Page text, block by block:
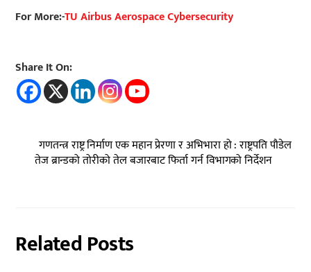
For More:-TU Airbus Aerospace Cybersecurity
Share It On:
गणतन्त्र राष्ट्र निर्माण एक महान प्रेरणा र अभिभारा हो : राष्ट्रपति पौडेल
तेज ब्रान्डको तोरीको तेल बजारबाट फिर्ता गर्न विभागको निर्देशन
Related Posts